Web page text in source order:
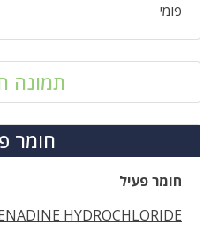
פומי
תמונה
חומר
חומר פעיל
HYDROCHLORIDE